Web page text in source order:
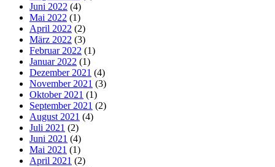
Juni 2022 (4)
Mai 2022 (1)
April 2022 (2)
März 2022 (3)
Februar 2022 (1)
Januar 2022 (1)
Dezember 2021 (4)
November 2021 (3)
Oktober 2021 (1)
September 2021 (2)
August 2021 (4)
Juli 2021 (2)
Juni 2021 (4)
Mai 2021 (1)
April 2021 (2)